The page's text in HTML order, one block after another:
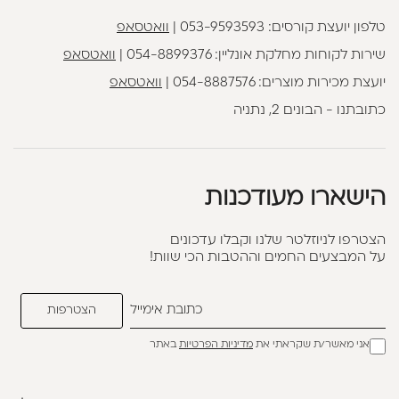
טלפון יועצת קורסים: 053-9593593 וואטסאפ
שירות לקוחות מחלקת אונליין:054-8899376 וואטסאפ
יועצת מכירות מוצרים:054-8887576 וואטסאפ
כתובתנו - הבונים 2, נתניה
הישארו מעודכנות
הצטרפו לניוזלטר שלנו וקבלו עדכונים
על המבצעים החמים וההטבות הכי שוות!
אני מאשר/ת שקראתי את מדיניות הפרטיותבאתר